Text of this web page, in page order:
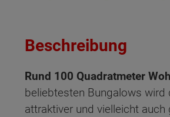
Beschreibung
Rund 100 Quadratmeter
beliebtesten Bungalows wird
attraktiver und vielleicht